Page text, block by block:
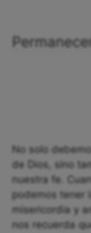
No solo
de Dios, sino
nuestra fe.
podemos tener
misericordia y
nos recuerda